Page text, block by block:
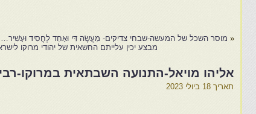
« מוסר השכל של המעשה-שבחי צדיקים- מַעֲשֶׂה דִּי וּאָחֵד לְחֲסִיד וּעָשִׁיר…
מבצע יכין עלייתם החשאית של יהודי מרוקו
אליהו מויאל-התנועה השבתאית במרוקו-
תאריך 18 ביולי 2023